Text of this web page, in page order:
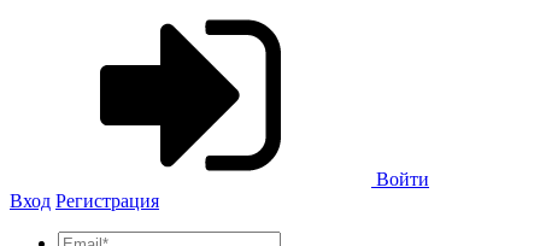
Войти
Вход Регистрация